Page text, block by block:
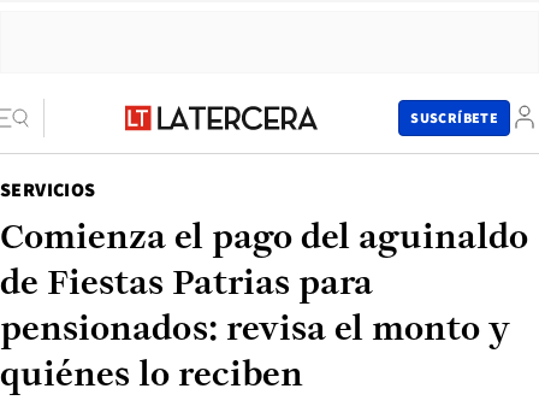
SUSCRÍBETE
SERVICIOS
Comienza el pago del aguinaldo
de Fiestas Patrias para
pensionados: revisa el monto y
quiénes lo reciben